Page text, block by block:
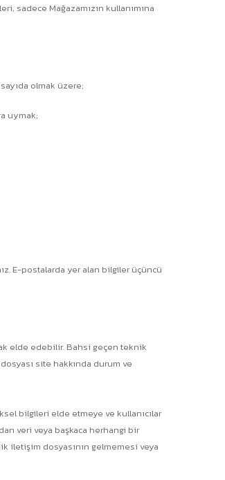
sadece Mağazamızın kullanımına
olmak üzere;
uymak;
E-postalarda yer alan bilgiler üçüncü
elde edebilir. Bahsi geçen teknik
site hakkında durum ve
bilgileri elde etmeye ve kullanıcılar
veri veya başkaca herhangi bir
iletişim dosyasının gelmemesi veya